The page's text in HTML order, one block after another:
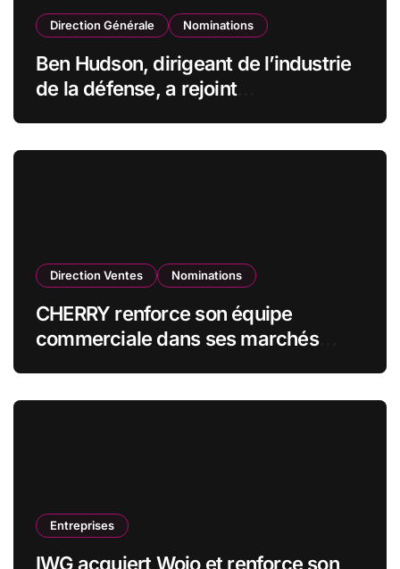
Direction Générale Nominations
Ben Hudson, dirigeant de l’industrie
de la défense, a rejoint
Direction Ventes Nominations
CHERRY renforce son équipe
commerciale dans ses marchés
Entreprises
IWG acquiert Wojo et renforce son